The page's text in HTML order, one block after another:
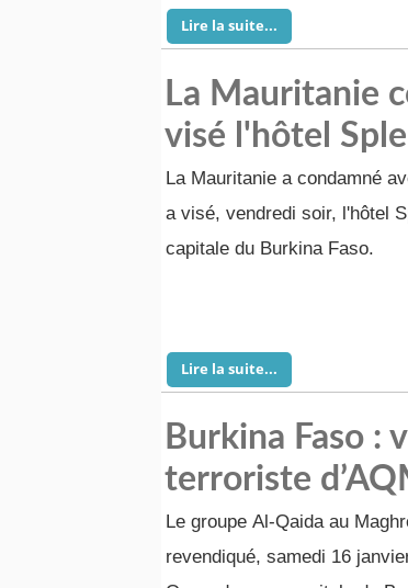
Lire la suite...
La Mauritanie
visé l'hôtel
La Mauritanie a condamné
a visé, vendredi soir, l'hôtel
capitale du Burkina Faso.
Lire la suite...
Burkina Faso :
terroriste
Le groupe Al-Qaida au
revendiqué, samedi 16